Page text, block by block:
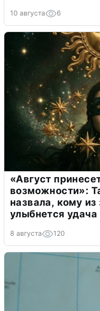
10 августа 6
«Август
возможности»:
назвала, кому из
улыбнется удача
8 августа 120